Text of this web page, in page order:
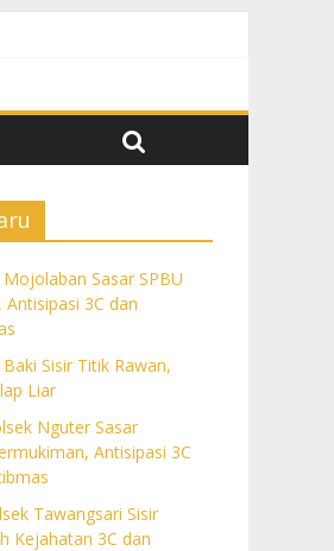
Sasar SPBU
3C dan
Sisir Titik Rawan,
Liar
Nguter Sasar
Antisipasi 3C
Tawangsari Sisir
Kejahatan 3C dan